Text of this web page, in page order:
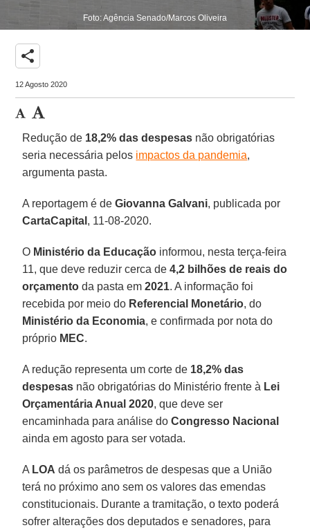
Foto: Agência Senado/Marcos Oliveira
share
12 Agosto 2020
Redução de 18,2% das despesas não obrigatórias
seria necessária pelos impactos da pandemia,
argumenta pasta.
A reportagem é deGiovanna Galvani, publicada por
CartaCapital , 11-08-2020.
O Ministério da Educação informou, nesta terça-feira
11, que deve reduzir cerca de4,2 bilhões de reais do
orçamento da pasta em2021. A informação foi
recebida por meio do Referencial Monetário, do
Ministério da Economia, e confirmada por nota do
próprio MEC.
A redução representa um corte de 18,2% das
despesas não obrigatórias do Ministério frente à Lei
Orçamentária Anual 2020, que deve ser
encaminhada para análise doCongresso Nacional
ainda em agosto para ser votada.
A LOA dá os parâmetros de despesas que a União
terá no próximo ano sem os valores das emendas
constitucionais. Durante a tramitação, o texto poderá
sofrer alterações dos deputados e senadores, para